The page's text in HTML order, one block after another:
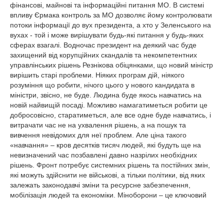
фінансові, майнові та інформаційні питання МО. В системі
впливу Єрмака контроль за МО дозволяє йому контролювати
потоки інформації до вух президента, а хто у Зеленського на
вухах - той і може вирішувати будь-які питання у будь-яких
сферах взагалі. Водночас президент на деякий час буде
захищений від корупційних скандалів та некомпетентних
управлінських рішень Резнікова обіцянками, що новий міністр
вирішить старі проблеми. Ніяких програм дій, ніякого
розуміння що робити, нічого цього у нового кандидата в
міністри, звісно, не буде. Людина буде якось навчатись на
новій найвищій посаді. Можливо намагатиметься робити це
добросовісно, старатиметься, але все одне буде навчатись, і
витрачати час не на ухвалення рішень, а на пошук та
вивчення невідомих для неї проблем. Але ціна такого
«навчання» – кров десятків тисяч людей, які будуть ще на
невизначений час позбавлені давно назрілих необхідних
рішень. Фронт потребує системних рішень та постійних змін,
які можуть здійснити не військові, а тільки політики, від яких
залежать законодавчі зміни та ресурсне забезпечення,
мобілізація людей та економіки. Міноборони – це ключовий